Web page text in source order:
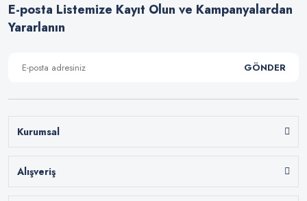
E-posta Listemize Kayıt Olun ve Kampanyalardan
Yararlanın
GÖNDER
Kurumsal
Alışveriş